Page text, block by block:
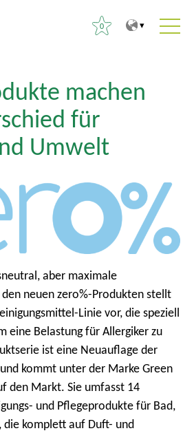
0
machen
für
Umwelt
aber maximale
neuen zero%-Produkten stellt
Linie vor, die speziell
eine Belastung für Allergiker zu
ist eine Neuauflage der
kommt unter der Marke Green
den Markt. Sie umfasst 14
und Pflegeprodukte für Bad,
die komplett auf Duft- und